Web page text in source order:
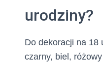
urodziny?
Do dekoracji na 18
czarny, biel,